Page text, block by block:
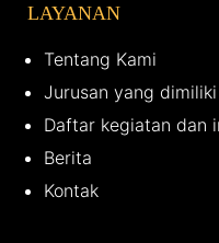
LAYANAN
Tentang Kami
Jurusan yang dimiliki
Daftar kegiatan dan
Berita
Kontak